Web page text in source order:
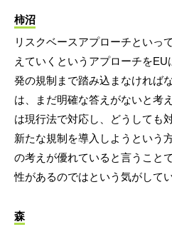
柿沼
リスクベースアプローチといっ
えていくというアプローチを
発の規制まで踏み込まなければ
は、まだ明確な答えがないと考
は現行法で対応し、どうしても
新たな規制を導入しようという
の考えが優れていると言うこと
性があるのではという気がしてい
森